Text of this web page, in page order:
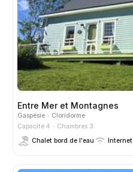
Entre Mer et Montagnes
Gaspésie
Cloridorme
Capacité 4
Chambres 3
Chalet bord de l'eau
Internet